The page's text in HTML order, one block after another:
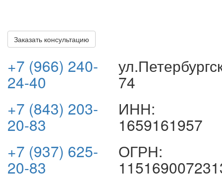
Заказать консультацию
+7 (966) 240-
24-40
+7 (843) 203-
20-83
+7 (937) 625-
20-83
74
ИНН:
1659161957
ОГРН: